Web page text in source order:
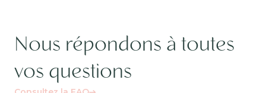
Nous répondons à toutes
vos questions